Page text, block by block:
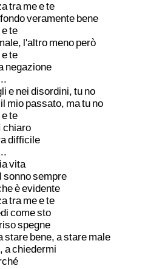
tra meete
fondoveramente bene
ete
l'altro meno però
ete
negazione
e nei disordini, tu no
il mio passato, matu no
ete
chiaro
difficile
vita
sonnosempre
èevidente
tra meete
comesto
spegne
stare bene, astare male
achiedermi